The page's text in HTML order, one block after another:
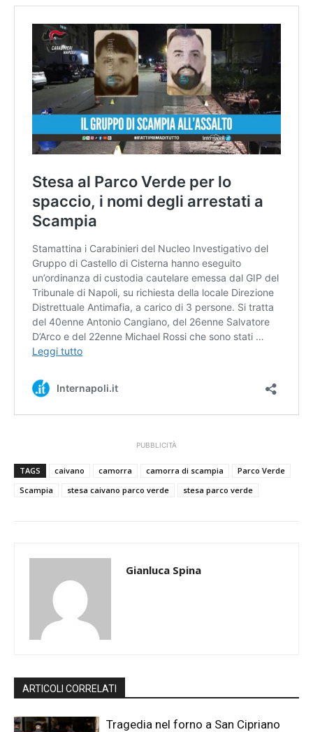
PUBBLICITÀ
TAGS caivano camorra camorra di scampia
Parco Verde
Scampia
stesa caivano parco verde stesa parco verde
Gianluca Spina
ARTICOLI CORRELATI
Tragedia nel forno a San Cipriano